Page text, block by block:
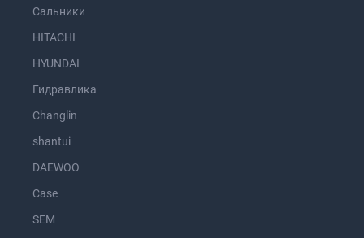
Сальники
HITACHI
HYUNDAI
Гидравлика
Changlin
shantui
DAEWOO
Case
SEM